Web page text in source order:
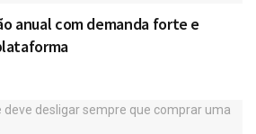
anual com demanda forte e